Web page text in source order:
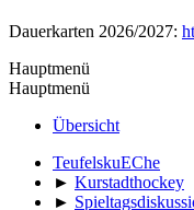
Dauerkarten 2026/2027:
Hauptmenü
Hauptmenü
Übersicht
TeufelskuEChe
► Kurstadthockey
►